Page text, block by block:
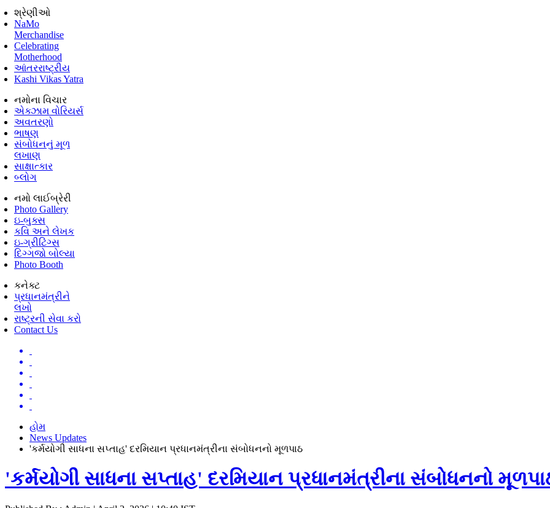
શ્રેણીઓ
NaMo
Merchandise
Celebrating
Motherhood
આંતરરાષ્ટ્રીય
Kashi Vikas Yatra
નમોના વિચાર
એક્ઝામ વોરિયર્સ
અવતરણો
ભાષણ
સંબોધનનું મૂળ
લખાણ
સાક્ષાત્કાર
બ્લોગ
નમો લાઈબ્રેરી
Photo Gallery
ઇ-બુક્સ
કવિ અને લેખક
ઇ-ગ્રીટિંગ્સ
દિગ્ગજો બોલ્યા
Photo Booth
કનેક્ટ
પ્રધાનમંત્રીને
લખો
રાષ્ટ્રની સેવા કરો
Contact Us
હોમ
News Updates
'કર્મયોગી સાધના સપ્તાહ' દરમિયાન પ્રધાનમંત્રીના સંબોધનનો મૂળપાઠ
'કર્મયોગી સાધના સપ્તાહ' દરમિયાન પ્રધાનમંત્રીના સંબોધનનો